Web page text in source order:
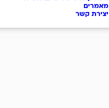
מאמרים
יצירת קשר